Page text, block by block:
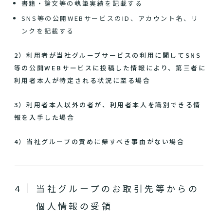
書籍・論文等の執筆実績を記載する
SNS等の公開WEBサービスのID、アカウント名、リ
ンクを記載する
2）利用者が当社グループサービスの利用に関してSNS
等の公開WEBサービスに投稿した情報により、第三者に
利用者本人が特定される状況に至る場合
3）利用者本人以外の者が、利用者本人を識別できる情
報を入手した場合
4）当社グループの責めに帰すべき事由がない場合
当社グループのお取引先等からの
個人情報の受領